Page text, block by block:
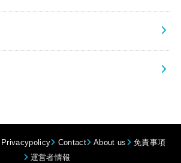
Privacypolicy Contact About us
免責事項
運営者情報